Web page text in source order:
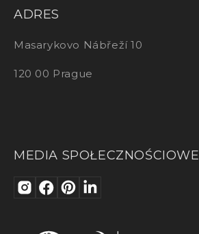
ADRES
Masarykovo Nábřeží 10
120 00 Prague
MEDIA SPOŁECZNOŚCIOWE